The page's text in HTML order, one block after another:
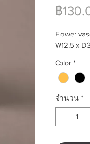
฿
Flower
W12.5 x
Color *
จำนวน *